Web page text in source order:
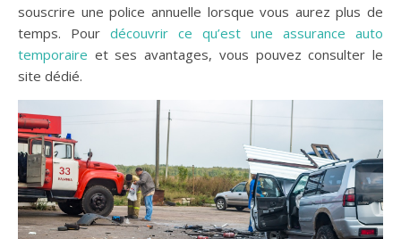
souscrire une police annuelle lorsque vous aurez plus de
temps. Pour découvrir ce qu’est une assurance auto
temporaire et ses avantages, vous pouvez consulter le
site dédié.